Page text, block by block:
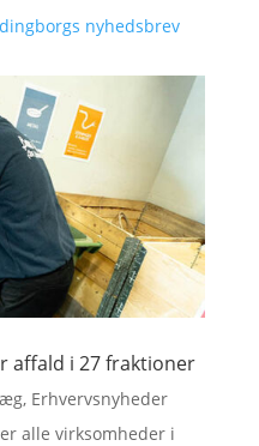
nyhedsbrev
affald i 27 fraktioner
, Erhvervsnyheder
alle virksomheder i